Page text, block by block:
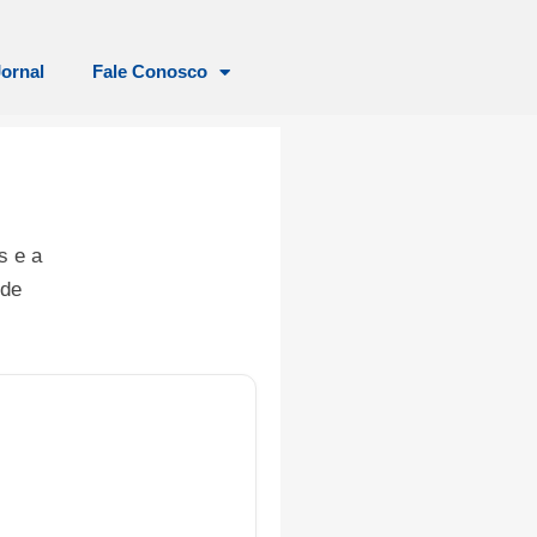
Fale Conosco
e a